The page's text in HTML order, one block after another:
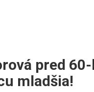
pred
mladšia!